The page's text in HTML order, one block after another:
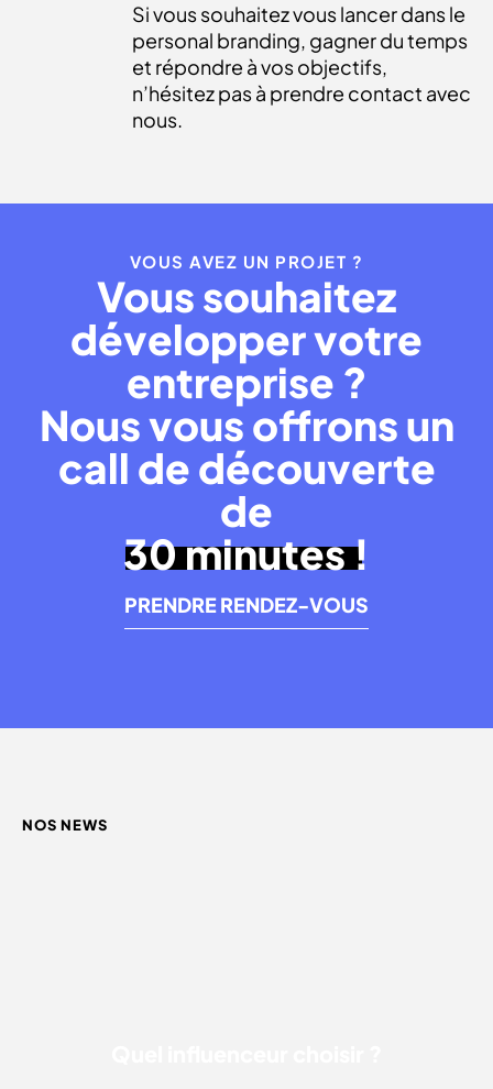
Si vous souhaitez vous lancer dans le
personal branding, gagner du temps
et répondre à vos objectifs,
n’hésitez pas à prendre contact avec
nous.
VOUS AVEZ UN PROJET ?
Vous souhaitez
développer votre
entreprise ?
Nous vous offrons un
call de découverte
de
30 minutes !
PRENDRE RENDEZ-VOUS
NOS NEWS